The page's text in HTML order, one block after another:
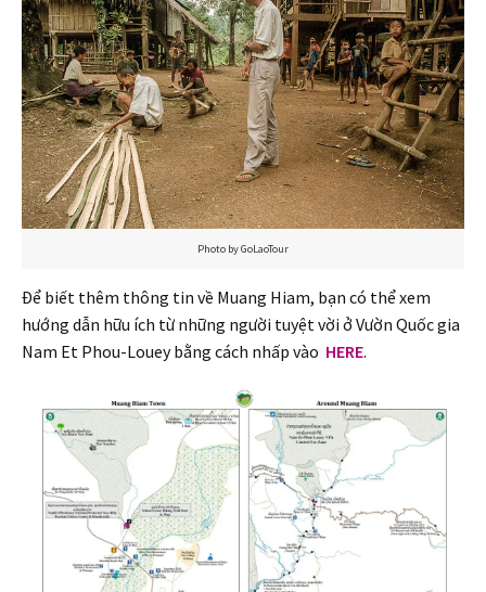
Photo by GoLaoTour
Để biết thêm thông tin về Muang Hiam, bạn có thể xem
hướng dẫn hữu ích từ những người tuyệt vời ở Vườn Quốc gia
Nam Et Phou-Louey bằng cách nhấp vào HERE.